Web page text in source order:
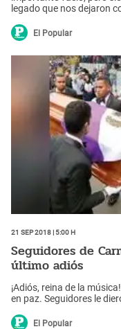
legado que nos dejaron
El Popular
21 Sep 2018 | 5:00 h
Seguidores de
último adiós
¡Adiós, reina de la
en paz. Seguidores le
El Popular